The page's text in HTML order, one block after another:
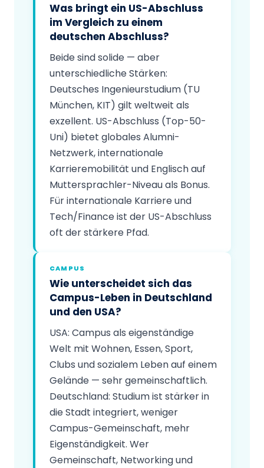
Was bringt ein US-Abschluss
im Vergleich zu einem
deutschen Abschluss?
Beide sind solide — aber
unterschiedliche Stärken:
Deutsches Ingenieurstudium (TU
München, KIT) gilt weltweit als
exzellent. US-Abschluss (Top-50-
Uni) bietet globales Alumni-
Netzwerk, internationale
Karrieremobilität und Englisch auf
Muttersprachler-Niveau als Bonus.
Für internationale Karriere und
Tech/Finance ist der US-Abschluss
oft der stärkere Pfad.
CAMPUS
Wie unterscheidet sich das
Campus-Leben in Deutschland
und den USA?
USA: Campus als eigenständige
Welt mit Wohnen, Essen, Sport,
Clubs und sozialem Leben auf einem
Gelände — sehr gemeinschaftlich.
Deutschland: Studium ist stärker in
die Stadt integriert, weniger
Campus-Gemeinschaft, mehr
Eigenständigkeit. Wer
Gemeinschaft, Networking und